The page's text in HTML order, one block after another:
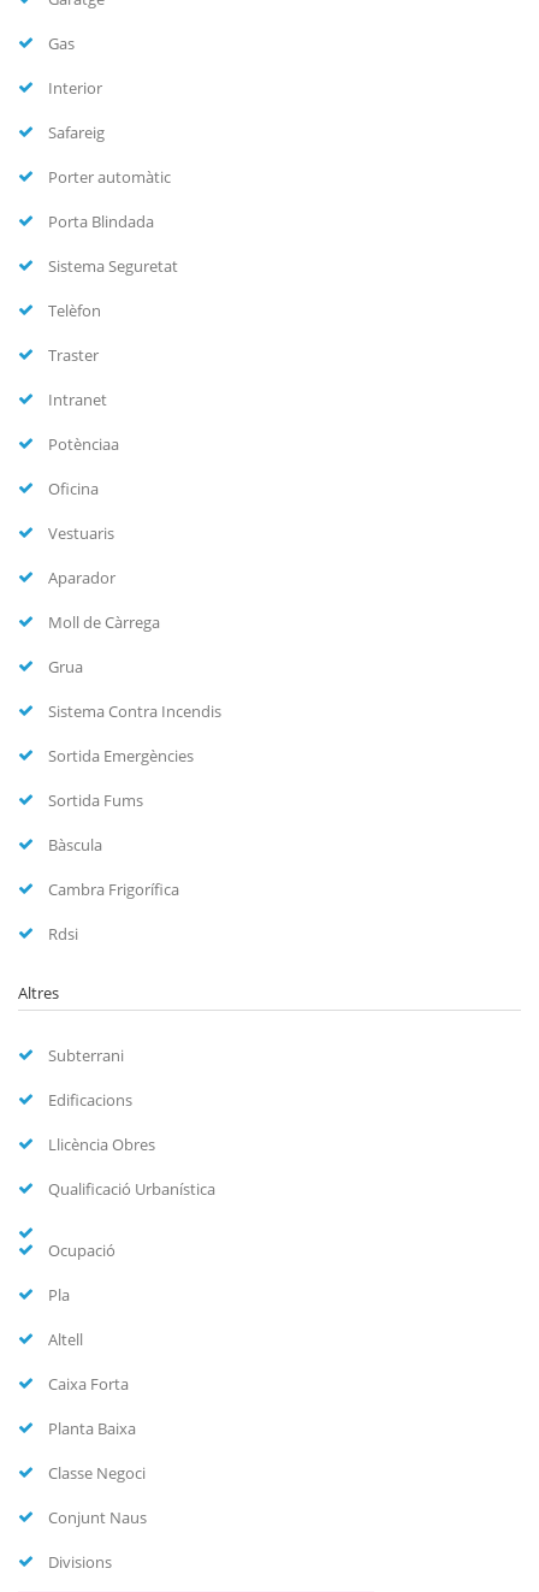
Gas
Interior
Safareig
Porter automàtic
Porta Blindada
Sistema Seguretat
Telèfon
Traster
Intranet
Potènciaa
Oficina
Vestuaris
Aparador
Moll de Càrrega
Grua
Sistema Contra Incendis
Sortida Emergències
Sortida Fums
Bàscula
Cambra Frigorífica
Rdsi
Altres
Subterrani
Edificacions
Llicència Obres
Qualificació Urbanística
Ocupació
Pla
Altell
Caixa Forta
Planta Baixa
Classe Negoci
Conjunt Naus
Divisions